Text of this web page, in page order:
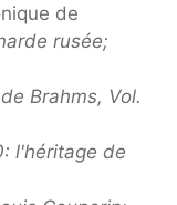
de
rusée;
Brahms, Vol.
l'héritage de